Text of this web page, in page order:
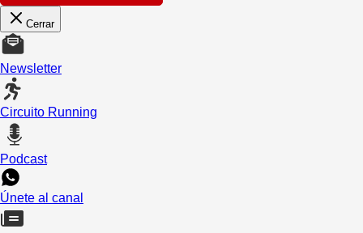
Cerrar
Newsletter
Circuito Running
Podcast
Únete al canal